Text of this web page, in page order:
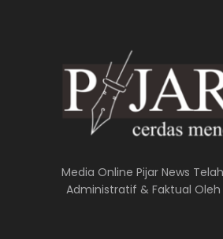
Media Online Pijar News
Administratif & Faktual Oleh